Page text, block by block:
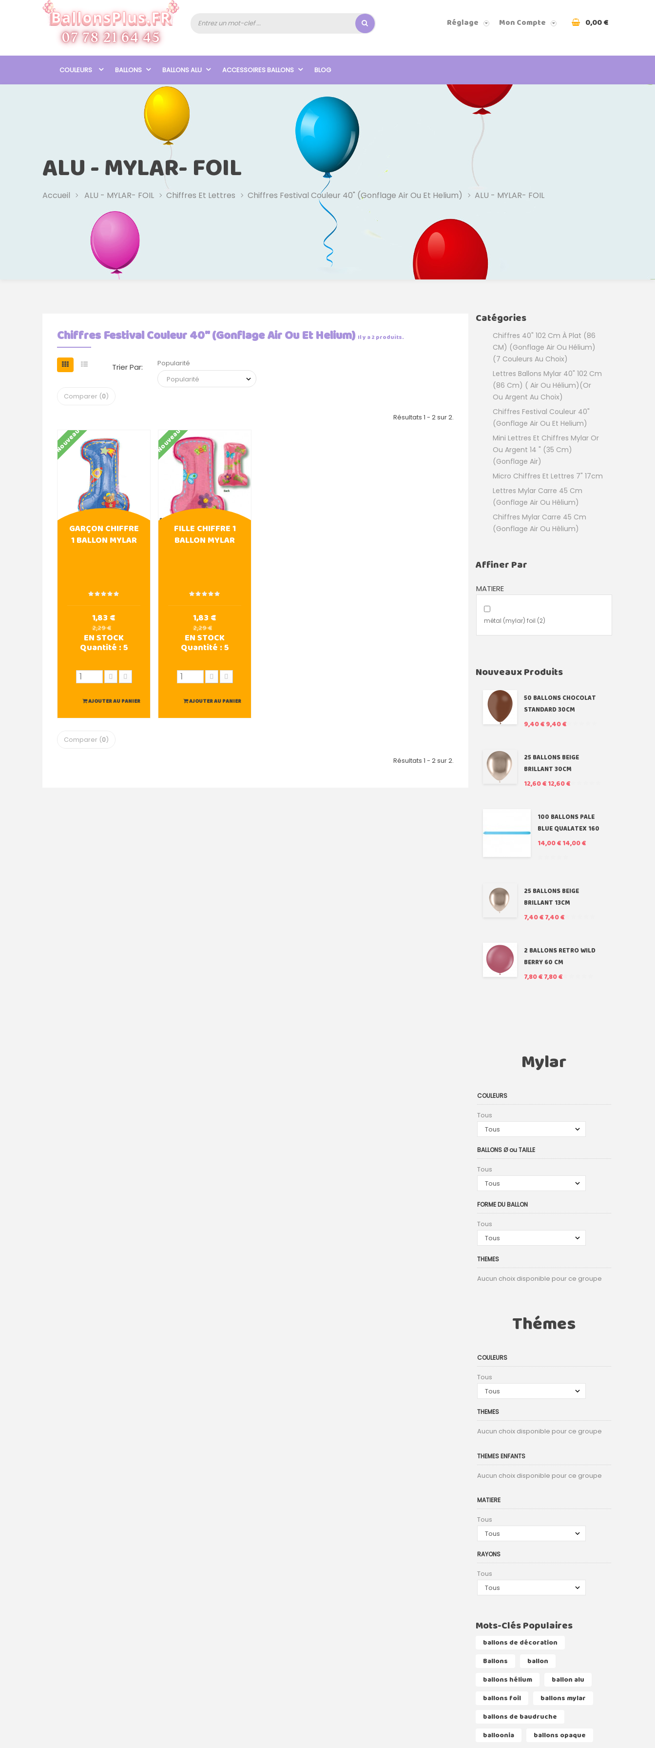
Réglage Mon Compte 0,00 €
COULEURS BALLONS BALLONS ALU ACCESSOIRES BALLONS BLOG
ALU - MYLAR- FOIL
Accueil ALU - MYLAR- FOIL Chiffres Et Lettres Chiffres Festival Couleur 40" (Gonflage Air Ou Et Helium) ALU - MYLAR- FOIL
Chiffres Festival Couleur 40" (Gonflage Air Ou Et Helium) Il y a 2 produits.
Trier Par: Popularité
Comparer (0)
Résultats 1 - 2 sur 2.
Nouveau
GARÇON CHIFFRE
1 BALLON MYLAR
1,83 €
2,29 €
EN STOCK
Quantité :5
AJOUTER AU PANIER
Nouveau
FILLE CHIFFRE 1
BALLON MYLAR
1,83 €
2,29 €
EN STOCK
Quantité :5
AJOUTER AU PANIER
Comparer (0)
Résultats 1 - 2 sur 2.
Catégories
Chiffres 40" 102 Cm À Plat (86
CM) (Gonflage Air Ou Hélium)
(7 Couleurs Au Choix)
Lettres Ballons Mylar 40" 102 Cm
(86 Cm) ( Air Ou Hélium)(or
Ou Argent Au Choix)
Chiffres Festival Couleur 40"
(Gonflage Air Ou Et Helium)
Mini Lettres Et Chiffres Mylar Or
Ou Argent 14 " (35 Cm)
(Gonflage Air)
Micro Chiffres Et Lettres 7" 17cm
Lettres Mylar Carre 45 Cm
(Gonflage Air Ou Hêlium)
Chiffres Mylar Carre 45 Cm
(Gonflage Air Ou Hêlium)
Affiner Par
MATIERE
métal (mylar) foil (2)
Nouveaux Produits
50 BALLONS CHOCOLAT
STANDARD 30CM
9,40 €9,40 €
25 BALLONS BEIGE
BRILLANT 30CM
12,60 €12,60 €
100 BALLONS PALE
BLUE QUALATEX 160
14,00 €14,00 €
25 BALLONS BEIGE
BRILLANT 13CM
7,40 €7,40 €
2 BALLONS RETRO WILD
BERRY 60 CM
7,80 €7,80 €
Mylar
COULEURS
Tous
BALLONS Ø ou TAILLE
Tous
FORME DU BALLON
Tous
THEMES
Aucun choix disponible pour ce groupe
Thémes
COULEURS
Tous
THEMES
Aucun choix disponible pour ce groupe
THEMES ENFANTS
Aucun choix disponible pour ce groupe
MATIERE
Tous
RAYONS
Tous
Mots-Clés Populaires
ballons de décoration
Ballons
ballon
ballons hélium
ballon alu
ballons foil
ballons mylar
ballons de baudruche
balloonia
ballons opaque